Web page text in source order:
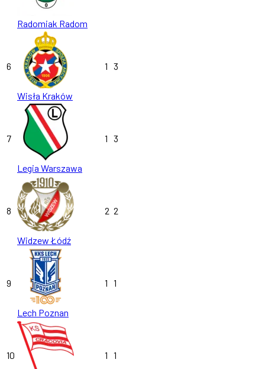
Radomiak Radom
6
Wisła Kraków
1 3
7
Legia Warszawa
1 3
8
Widzew Łódź
2 2
9
Lech Poznan
1 1
10 1 1